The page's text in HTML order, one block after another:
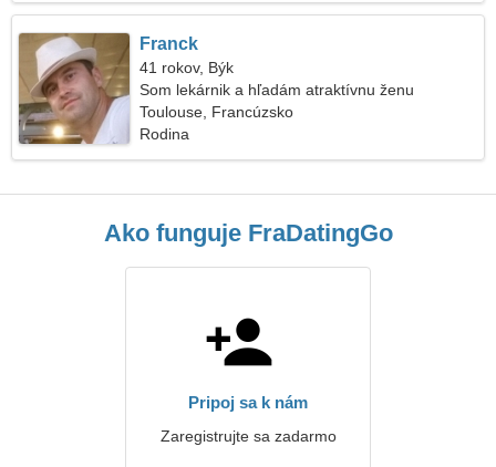
Franck
41 rokov, Býk
Som lekárnik a hľadám atraktívnu ženu
Toulouse, Francúzsko
Rodina
Ako funguje FraDatingGo
Pripoj sa k nám
Zaregistrujte sa zadarmo